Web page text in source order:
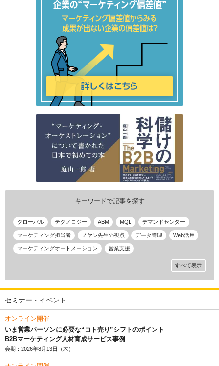
キーワードで記事を探す
グローバル テクノロジー ABM MQL デマンドセンター
マーケティング担当者 ノヤン先生の視点 データ管理 Web活用
マーケティングオートメーション 営業支援
すべて表示
セミナー・イベント
オンライン開催
いま営業パーソンに必要な“コト売り”シフトのポイント
B2Bマーケティング人材育成サービス事例
会期：2026年8月13日（木）